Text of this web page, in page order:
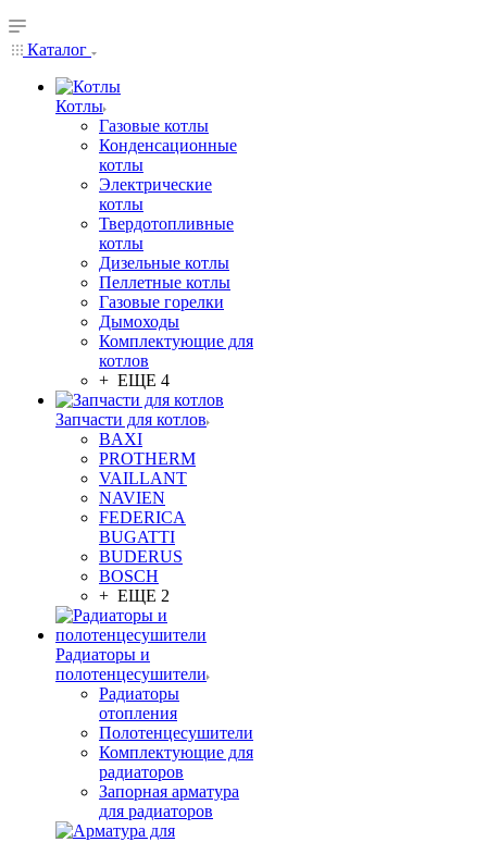
Каталог
Котлы
Газовые котлы
Конденсационные
котлы
Электрические
котлы
Твердотопливные
котлы
Дизельные котлы
Пеллетные котлы
Газовые горелки
Дымоходы
Комплектующие для
котлов
+ ЕЩЕ 4
Запчасти для котлов
BAXI
PROTHERM
VAILLANT
NAVIEN
FEDERICA
BUGATTI
BUDERUS
BOSCH
+ ЕЩЕ 2
Радиаторы и
полотенцесушители
Радиаторы
отопления
Полотенцесушители
Комплектующие для
радиаторов
Запорная арматура
для радиаторов